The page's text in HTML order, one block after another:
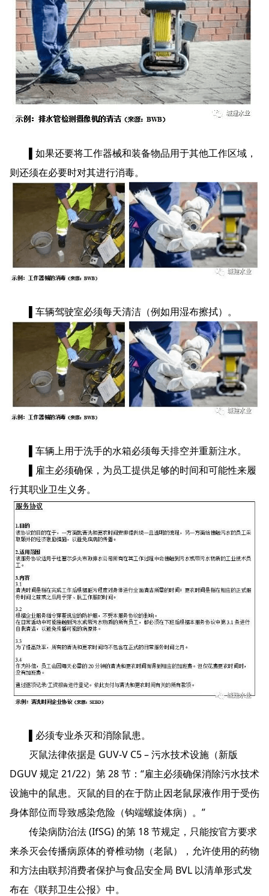
▌如果还要将工作器械和装备物品用于其他工作区域，
则还须在必要时对其进行消毒。
▌车辆驾驶室必须每天清洁（例如用湿布擦拭）。
▌车辆上用于洗手的水箱必须每天排空并重新注水。
▌雇主必须确保，为员工提供足够的时间和可能性来履
行其职业卫生义务。
▌必须专业杀灭和消除鼠患。
灭鼠法律依据是 GUV-V C5 – 污水技术设施（新版
DGUV 规定 21/22）第 28 节：“雇主必须确保消除污水技术
设施中的鼠患。灭鼠的目的在于防止因老鼠尿液作用于受伤
身体部位而导致感染危险（钩端螺旋体病）。”
传染病防治法 (IfSG) 的第 18 节规定，只能按官方要求
来杀灭会传播病原体的脊椎动物（老鼠），允许使用的药物
和方法由联邦消费者保护与食品安全局 BVL 以清单形式发
布在《联邦卫生公报》中。